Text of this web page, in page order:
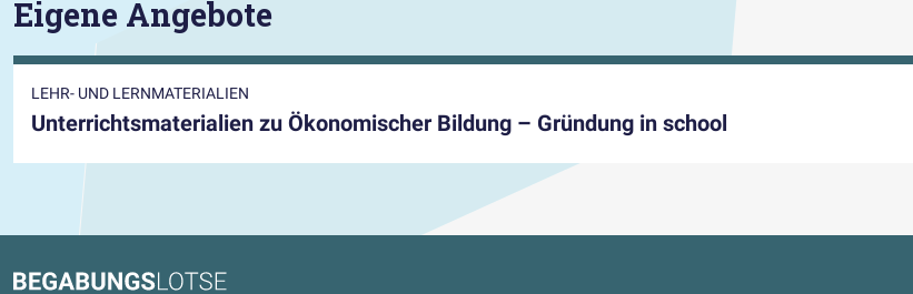
Eigene Angebote
LEHR- UND LERNMATERIALIEN
Unterrichtsmaterialien zu Ökonomischer Bildung – Gründung in school
Kontaktdaten und weitere Links
Begabungslotse